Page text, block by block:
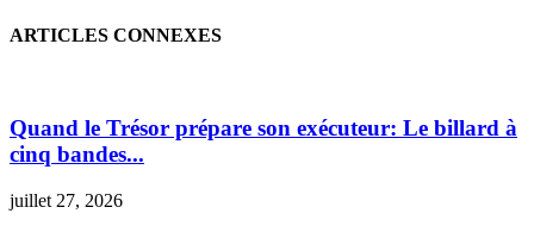
ARTICLES CONNEXES
Quand le Trésor prépare son exécuteur: Le billard à
cinq bandes...
juillet 27, 2026